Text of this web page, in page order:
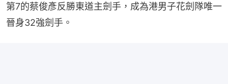
第7的蔡俊彥反勝東道主劍手，成為港男子花劍隊唯一
晉身32強劍手。